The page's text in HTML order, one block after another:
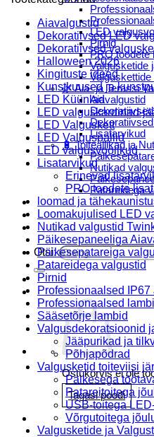
LED
Pirnid
PRO toodete
Valgusketide
Valguskettide
🌿 Aia- ja Terassi
Aiavalgustid
Lisatarvikud
🔋 Toiteallikad ja
Nutikad
Patareidega
Päikeselaternad Lumiz
Valguskettide
Blogi
Otsi:
Ostukorvis ei ole
Tagasi poodi
Aiavalgustid
Dekoratiivsed LED
Dekoratiivsed
Halloween 2026
Kingituste ideed
Kunstkuused ja
LED Küünlad
LED valguskardinad-
LED Valguskett
LED Valguspallid
LED valgusvoolikud
Lisatarvikud
Erinevad
PRO toodete
loomad ja
Loomakujulised LED
Nutikad valgustid
Päikesepaneeliga
Päikesepatareiga
Patareidega valgustid
Pirnid
Professionaalsed IP67
Professionaalsed
Sääsetõrje lambid
Valgusdekoratsioonid
Jääpurikad ja
Põhjapõdrad
Valgusketid toiteviisi
Päikesega
Patareitoitega
USB-toitega
Võrgutoitega
Valgusketide ja